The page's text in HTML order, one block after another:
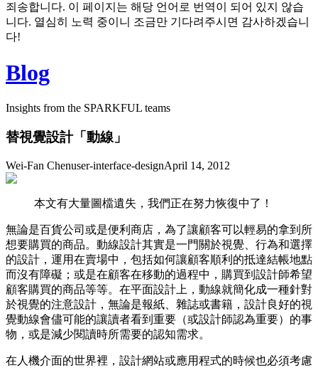
죄송합니다. 이 페이지는 해당 언어로 번역이 되어 있지 않습
니다. 열심히 노력 중이니 조금만 기다려주시면 감사하겠습니
다!
Blog
Insights from the SPARKFUL teams
替視覺設計「動線」
Wei-Fan Chenuser-interface-designApril 14, 2012
本文有大量圖檔遺失，我們正在努力恢復中了！
無論是百貨公司或是便利商店，為了讓顧客可以輕易的拿到所
想要購買的商品。動線設計其實是一門關於視覺、行為和選擇
的設計，運用在賣場中，包括如何讓顧客順利的抵達結帳地點
而沒有障礙；或是在顧客在移動的過程中，購買到設計師希望
顧客購買的商品等等。在平面設計上，動線就簡化成一種針對
於視覺的注意設計，無論是報紙、雜誌或書籍，設計良好的視
覺動線會儘可能的讓讀者看到重要（或設計師認為重要）的事
物，或是減少閱讀時所需要的認知需求。
在人機介面的世界裡，設計網站或應用程式的時候也必須考慮